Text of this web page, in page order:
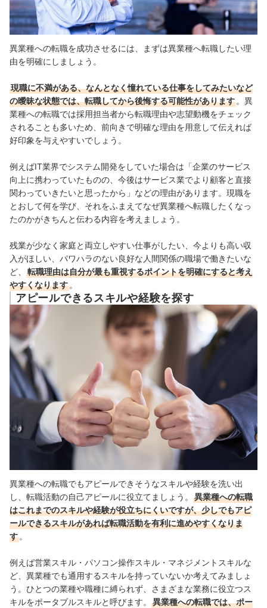
異業種への転職を成功させるには、まずは異業種へ転職したい理
由を明確にしましょう。
現職に不満がある、なんとなく憧れている仕事をしてみたいなど
の曖昧な状態では、転職してから後悔する可能性があります 。異
業種への転職では採用担当者から転職理由や志望動機をチェック
されることも多いため、前向きで明確な理由を用意して伝えれば
好印象を与えやすいでしょう。
例えばIT業界でシステム開発をしていた場合は「企業のサービス
向上に携わっていたものの、今後はサービス業でより顧客と直接
関わっていきたいと思ったから」などの理由があります。現職を
とおして何を学び、それをふまえてなぜ異業種へ転職したくなっ
たのかがきちんと伝わる内容を考えましょう。
残業が少なく家庭と両立しやすい仕事がしたい、今よりも高い収
入がほしい、パワハラのない良好な人間関係の職場で働きたいな
ど、
転職理由は自分が最も重視するポイントを明確にすると考え
やすくなります 。
アピールできるスキルや経験を探す
異業種への転職でもアピールできそうなスキルや経験を洗い出
し、転職活動の自己アピールに役立てましょう。
異業種への転職
はこれまでのスキルや経験が役立ちにくいですが、少しでもアピ
ールできるスキルがあれば転職活動を有利に進めやすくなりま
す 。
例えば営業スキル・パソコン操作スキル・マネジメントスキルな
ど、異業種でも通用するスキルを持っていないか考えてみましょ
う。 ひとつの業種や職種に縛られず、さまざまな業務に役立つス
キルをポータブルスキルと呼びます。
異業種への転職では、ポー